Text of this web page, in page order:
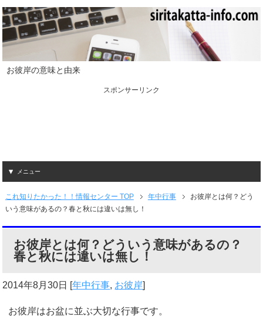
お彼岸の意味と由来
スポンサーリンク
メニュー
これ知りたかった！！情報センター TOP 年中行事
お彼岸とは何？どう
いう意味があるの？春と秋には違いは無し！
お彼岸とは何？どういう意味があるの？
春と秋には違いは無し！
2014年8月30日 [年中行事, お彼岸]
お彼岸はお盆に並ぶ大切な行事です。